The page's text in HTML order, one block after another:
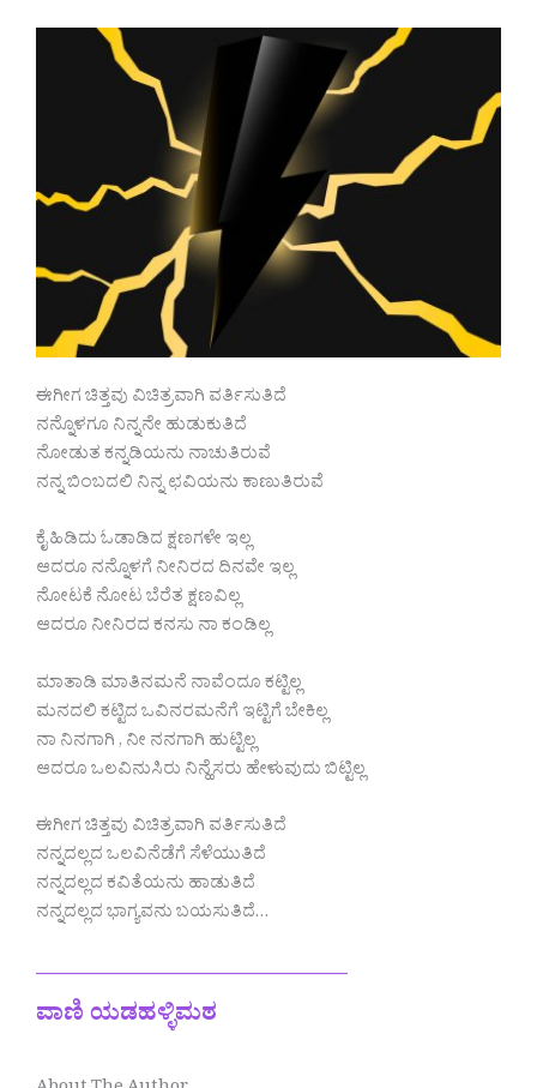
ಈಗೀಗ ಚಿತ್ತವು ವಿಚಿತ್ರವಾಗಿ ವರ್ತಿಸುತಿದೆ
ನನ್ನೊಳಗೂ ನಿನ್ನನೇ ಹುಡುಕುತಿದೆ
ನೋಡುತ ಕನ್ನಡಿಯನು ನಾಚುತಿರುವೆ
ನನ್ನ ಬಿಂಬದಲಿ ನಿನ್ನ ಛವಿಯನು ಕಾಣುತಿರುವೆ
ಕೈ ಹಿಡಿದು ಓಡಾಡಿದ ಕ್ಷಣಗಳೇ ಇಲ್ಲ
ಆದರೂ ನನ್ನೊಳಗೆ ನೀನಿರದ ದಿನವೇ ಇಲ್ಲ
ನೋಟಕೆ ನೋಟ ಬೆರೆತ ಕ್ಷಣವಿಲ್ಲ
ಆದರೂ ನೀನಿರದ ಕನಸು ನಾ ಕಂಡಿಲ್ಲ
ಮಾತಾಡಿ ಮಾತಿನಮನೆ ನಾವೆಂದೂ ಕಟ್ಟಿಲ್ಲ
ಮನದಲಿ ಕಟ್ಟಿದ ಒವಿನರಮನೆಗೆ ಇಟ್ಟಿಗೆ ಬೇಕಿಲ್ಲ
ನಾ ನಿನಗಾಗಿ , ನೀ ನನಗಾಗಿ ಹುಟ್ಟಿಲ್ಲ
ಆದರೂ ಒಲವಿನುಸಿರು ನಿನ್ಹೆಸರು ಹೇಳುವುದು ಬಿಟ್ಟಿಲ್ಲ
ಈಗೀಗ ಚಿತ್ತವು ವಿಚಿತ್ರವಾಗಿ ವರ್ತಿಸುತಿದೆ
ನನ್ನದಲ್ಲದ ಒಲವಿನೆಡೆಗೆ ಸೆಳೆಯುತಿದೆ
ನನ್ನದಲ್ಲದ ಕವಿತೆಯನು ಹಾಡುತಿದೆ
ನನ್ನದಲ್ಲದ ಭಾಗ್ಯವನು ಬಯಸುತಿದೆ…
—————————————
ವಾಣಿ ಯಡಹಳ್ಳಿಮಠ